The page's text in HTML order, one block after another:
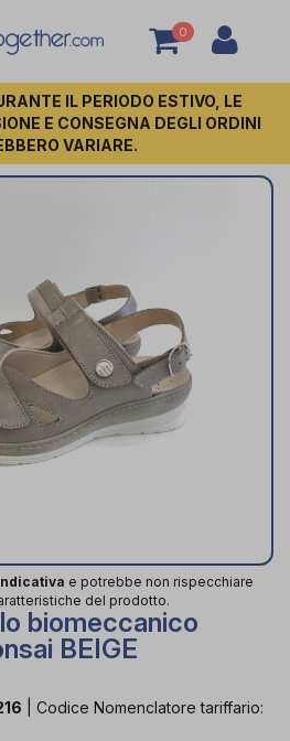
0
IL PERIODO ESTIVO, LE
E CONSEGNA DEGLI ORDINI
VARIARE.
e potrebbe non rispecchiare
del prodotto.
biomeccanico
BEIGE
Codice Nomenclatore tariffario: